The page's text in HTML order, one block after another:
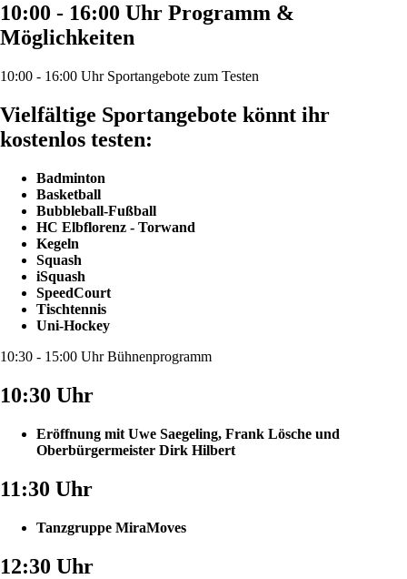
10:00 - 16:00 Uhr Programm &
Möglichkeiten
10:00 - 16:00 Uhr Sportangebote zum Testen
Vielfältige Sportangebote könnt ihr
kostenlos testen:
Badminton
Basketball
Bubbleball-Fußball
HC Elbflorenz - Torwand
Kegeln
Squash
iSquash
SpeedCourt
Tischtennis
Uni-Hockey
10:30 - 15:00 Uhr Bühnenprogramm
10:30 Uhr
Eröffnung mit Uwe Saegeling, Frank Lösche und
Oberbürgermeister Dirk Hilbert
11:30 Uhr
Tanzgruppe MiraMoves
12:30 Uhr